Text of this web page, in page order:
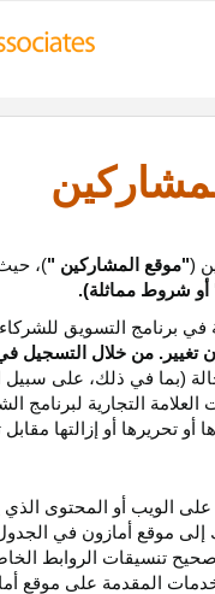
("موقع المشاركين ")،
أو شروط مماثلة).
برنامج التسويق
تغيير. من خلال التسجيل
(بما في ذلك، على
العلامة التجارية لبرنامج
تحريرها أو إزالتها
الويب أو المحتوى الذي
موقع أمازون في
تنسيقات الروابط
المقدمة على موقع